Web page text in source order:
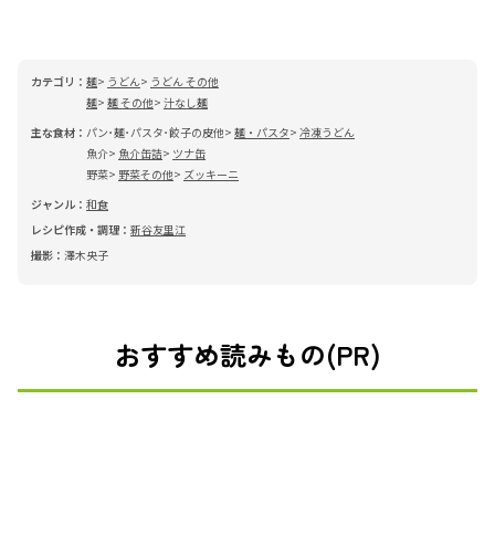
カテゴリ： 麺 うどん
うどん その他
麺 麺 その他 汁なし麺
主な食材： パン･麺･パスタ･餃子の皮他 麺・パスタ
冷凍うどん
魚介
魚介缶詰
ツナ缶
野菜
野菜その他
ズッキーニ
ジャンル： 和食
レシピ作成・調理： 新谷友里江
撮影： 澤木央子
おすすめ読みもの(PR)